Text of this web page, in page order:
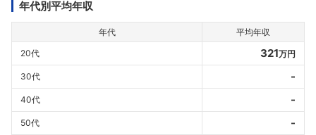
年代別平均年収
年代
平均年収
20代
321万円
30代 -
40代 -
50代 -